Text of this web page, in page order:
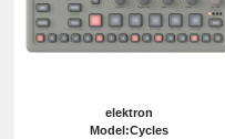
elektron
Model:Cycles